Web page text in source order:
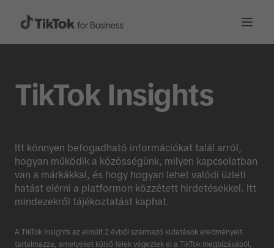
TikTok Insights
Itt könnyen befogadható információkat talál arról,
hogyan működik a közösségünk, milyen kapcsolatban
van a márkákkal, és hogy hogyan lehet valódi üzleti
hatást elérni a platformon közzétett hirdetésekkel. Itt
mindezekről tájékoztatást kaphat.
A TikTok Insights az elmúlt 2 évből származó kutatások eredményeit
tartalmazza, amelyeket külső felek végeztek el a TikTok megbízásából,